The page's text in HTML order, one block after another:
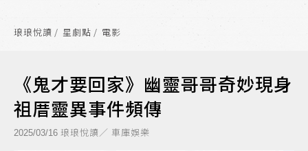
琅琅悅讀 星劇點 電影
《鬼才要回家》幽靈哥哥奇妙現身
祖厝靈異事件頻傳
2025/03/16 琅琅悅讀／ 車庫娛樂